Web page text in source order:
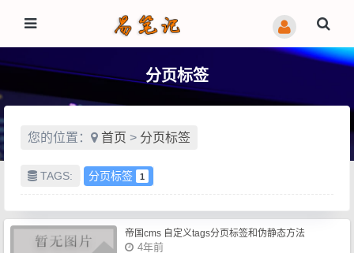
分页标签
您的位置： 首页 > 分页标签
TAGS: 分页标签 1
帝国cms 自定义tags分页标签和伪静态方法
4年前